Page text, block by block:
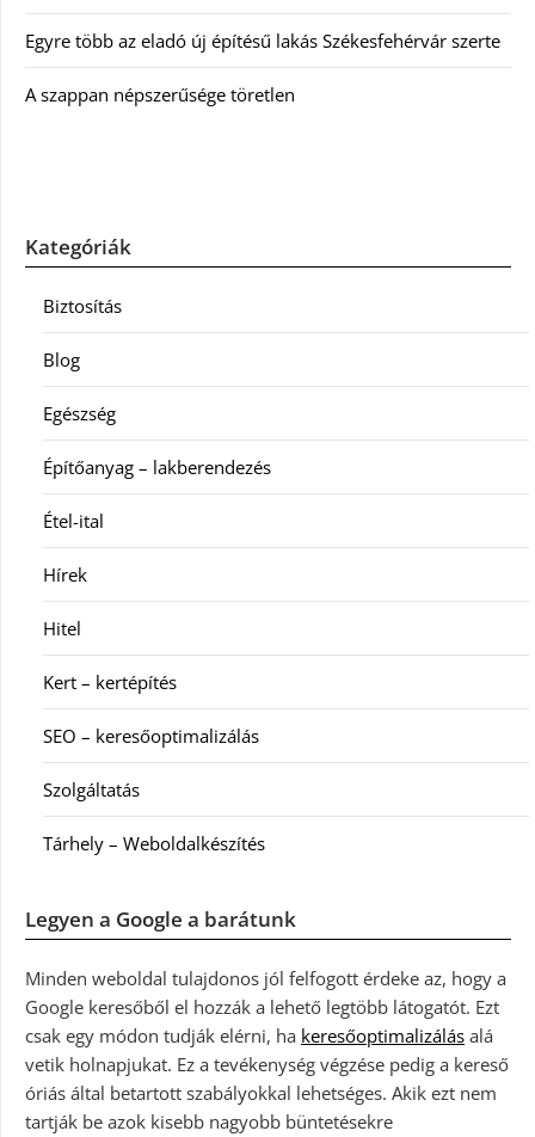
Egyre több az eladó új építésű lakás Székesfehérvár szerte
A szappan népszerűsége töretlen
Kategóriák
Biztosítás
Blog
Egészség
Építőanyag – lakberendezés
Étel-ital
Hírek
Hitel
Kert – kertépítés
SEO – keresőoptimalizálás
Szolgáltatás
Tárhely – Weboldalkészítés
Legyen a Google a barátunk
Minden weboldal tulajdonos jól felfogott érdeke az, hogy a
Google keresőből el hozzák a lehető legtöbb látogatót. Ezt
csak egy módon tudják elérni, ha keresőoptimalizálás alá
vetik holnapjukat. Ez a tevékenység végzése pedig a kereső
óriás által betartott szabályokkal lehetséges. Akik ezt nem
tartják be azok kisebb nagyobb büntetésekre